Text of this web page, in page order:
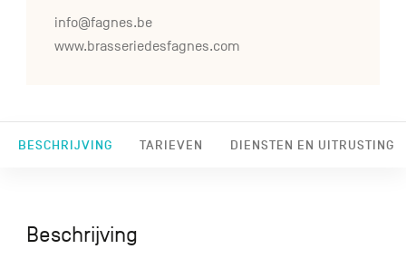
BESCHRIJVING TARIEVEN DIENSTEN EN UITRUSTING
info@fagnes.be
www.brasseriedesfagnes.com
Beschrijving